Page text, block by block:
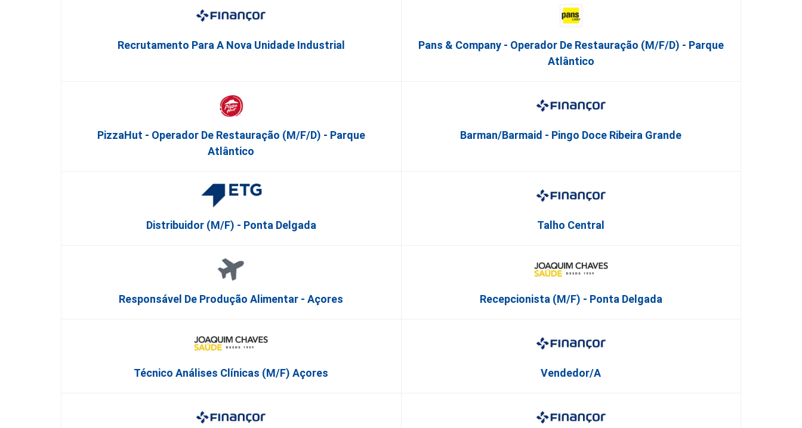
Recrutamento Para A Nova Unidade Industrial
Pans & Company - Operador De Restauração (m/f/d) - Parque
Atlântico
PizzaHut - Operador De Restauração (m/f/d) - Parque
Atlântico
Barman/Barmaid - Pingo Doce Ribeira Grande
Distribuidor (m/f) - Ponta Delgada Talho Central
Responsável De Produção Alimentar - Açores Recepcionista (M/F) - Ponta Delgada
Técnico Análises Clínicas (M/F) Açores Vendedor/a